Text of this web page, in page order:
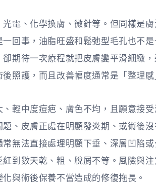
電、化學換膚、微針等。但同樣是
回事，油脂旺盛和鬆弛型毛孔也不
期待一次療程就把皮膚變平滑細緻
照護，而且改善幅度通常是「整理感
輕中度痘疤、膚色不均，且願意接
、皮膚正處在明顯發炎期、或術後
無法直接處理明顯下垂、深層凹陷
到數天乾、粗、脫屑不等。風險與注
與術後保養不當造成的修復拖長。